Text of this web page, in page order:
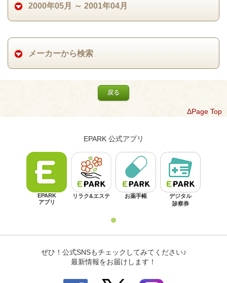
2000年05月 ～ 2001年04月
メーカーから検索
戻る
ΔPage Top